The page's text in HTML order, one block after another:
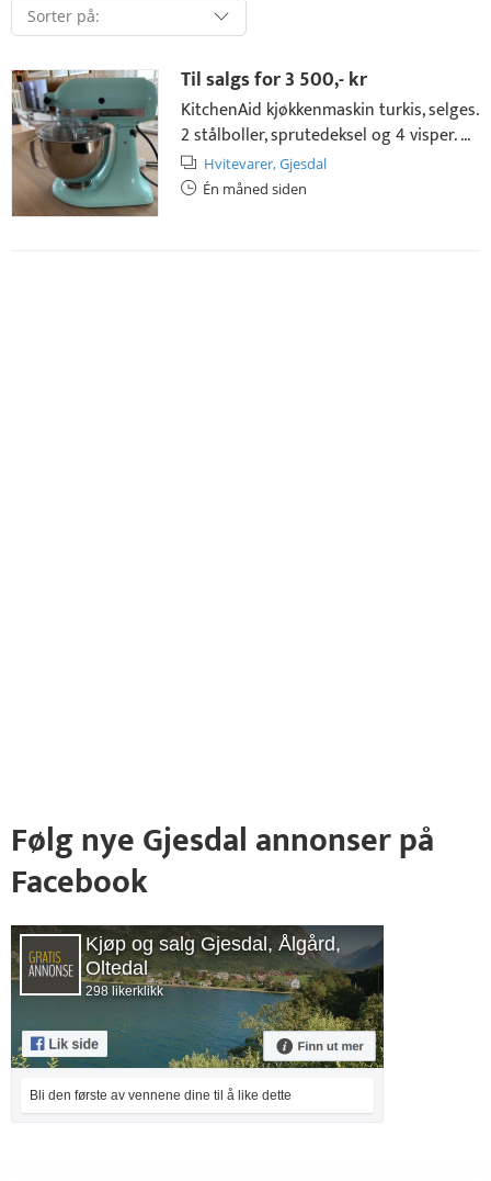
Til salgs for3 500,- kr
KitchenAid kjøkkenmaskin turkis, selges.
2 stålboller, sprutedeksel og 4 visper. ...
Hvitevarer,Gjesdal
Én måned siden
Følg nye Gjesdal annonser på
Facebook
Kjøp og salg Gjesdal, Ålgård,
Oltedal
298 likerklikk
Bli den første av vennene dine til å like dette